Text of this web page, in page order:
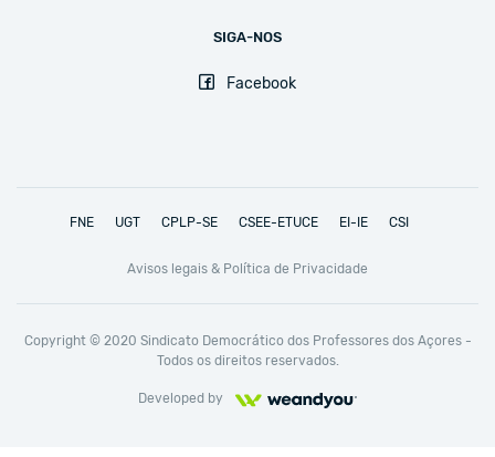
SIGA-NOS
Facebook
FNE UGT CPLP-SE CSEE-ETUCE EI-IE CSI
Avisos legais & Política de Privacidade
Copyright © 2020 Sindicato Democrático dos Professores dos Açores -
Todos os direitos reservados.
Developed by